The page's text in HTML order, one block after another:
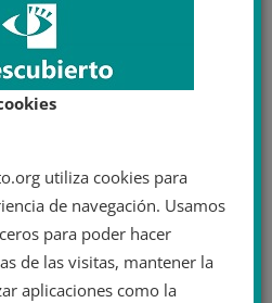
utiliza cookies para
de navegación. Usamos
para poder hacer
de las visitas, mantener la
aplicaciones como la